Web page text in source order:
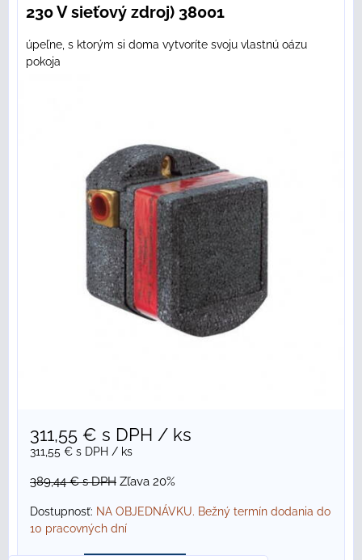
230 V sieťový zdroj) 38001
úpeľne, s ktorým si doma vytvoríte svoju vlastnú oázu
pokoja
311,55 € s DPH / ks
311,55 € s DPH / ks
389,44 €s DPH Zľava 20%
Dostupnosť: NA OBJEDNÁVKU. Bežný termín dodania do
10 pracovných dní